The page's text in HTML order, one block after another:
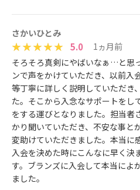
さかいひとみ
5.0
1ヵ月前
そろそろ真剣にやばいなぁ…と思
ンで声をかけていただき、以前入
等丁寧に詳しく説明していただき
た。そこから入念なサポートをし
をする運びとなりました。担当者
かり聞いていただき、不安な事と
変助けていただきました。本当に
入会を決めた時にこんなに早く決
す。ブランズに入会して本当によ
ました。